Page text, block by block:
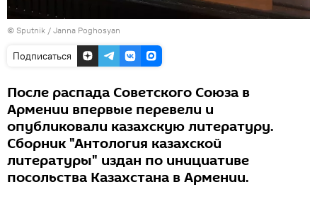
© Sputnik / Janna Poghosyan
Подписаться
После распада Советского Союза в
Армении впервые перевели и
опубликовали казахскую литературу.
Сборник "Антология казахской
литературы" издан по инициативе
посольства Казахстана в Армении.